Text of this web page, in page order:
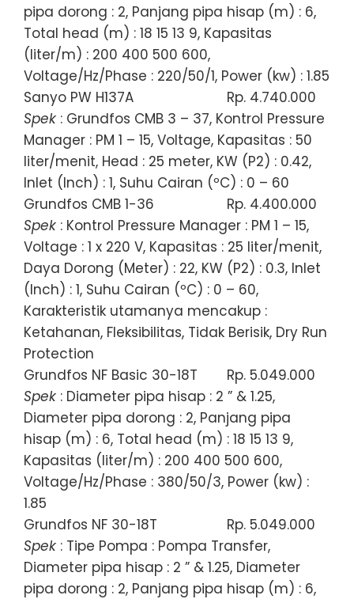
pipa dorong : 2, Panjang pipa hisap (m) : 6,
Total head (m) : 18 15 13 9, Kapasitas
(liter/m) : 200 400 500 600,
Voltage/Hz/Phase : 220/50/1, Power (kw) : 1.85
Sanyo PW H137A
Rp. 4.740.000
Spek : Grundfos CMB 3 – 37, Kontrol Pressure
Manager : PM 1 – 15, Voltage, Kapasitas : 50
liter/menit, Head : 25 meter, KW (P2) : 0.42,
Inlet (Inch) : 1, Suhu Cairan (ºC) : 0 – 60
Grundfos CMB 1-36
Rp. 4.400.000
Spek : Kontrol Pressure Manager : PM 1 – 15,
Voltage : 1 x 220 V, Kapasitas : 25 liter/menit,
Daya Dorong (Meter) : 22, KW (P2) : 0.3, Inlet
(Inch) : 1, Suhu Cairan (ºC) : 0 – 60,
Karakteristik utamanya mencakup :
Ketahanan, Fleksibilitas, Tidak Berisik, Dry Run
Protection
Grundfos NF Basic 30-18T
Rp. 5.049.000
Spek : Diameter pipa hisap : 2 ” & 1.25,
Diameter pipa dorong : 2, Panjang pipa
hisap (m) : 6, Total head (m) : 18 15 13 9,
Kapasitas (liter/m) : 200 400 500 600,
Voltage/Hz/Phase : 380/50/3, Power (kw) :
1.85
Grundfos NF 30-18T
Rp. 5.049.000
Spek : Tipe Pompa : Pompa Transfer,
Diameter pipa hisap : 2 ” & 1.25, Diameter
pipa dorong : 2, Panjang pipa hisap (m) : 6,